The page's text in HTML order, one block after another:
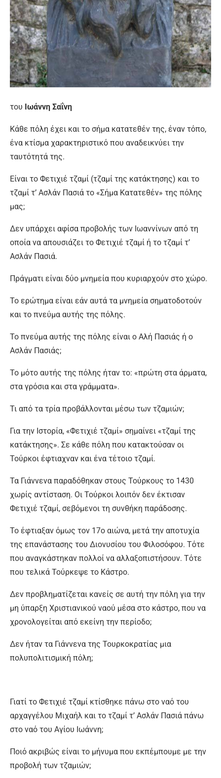
του Ιωάννη Σαΐνη
Κάθε πόλη έχει και το σήμα κατατεθέν της, έναν τόπο,
ένα κτίσμα χαρακτηριστικό που αναδεικνύει την
ταυτότητά της.
Είναι το Φετιχιέ τζαμί (τζαμί της κατάκτησης) και το
τζαμί τ’ Ασλάν Πασιά το «Σήμα Κατατεθέν» της πόλης
μας;
Δεν υπάρχει αφίσα προβολής των Ιωαννίνων από τη
οποία να απουσιάζει το Φετιχιέ τζαμί ή το τζαμί τ’
Ασλάν Πασιά.
Πράγματι είναι δύο μνημεία που κυριαρχούν στο χώρο.
Το ερώτημα είναι εάν αυτά τα μνημεία σηματοδοτούν
και το πνεύμα αυτής της πόλης.
Το πνεύμα αυτής της πόλης είναι ο Αλή Πασιάς ή ο
Ασλάν Πασιάς;
Το μότο αυτής της πόλης ήταν το: «πρώτη στα άρματα,
στα γρόσια και στα γράμματα».
Τι από τα τρία προβάλλονται μέσω των τζαμιών;
Για την Ιστορία, «Φετιχιέ τζαμί» σημαίνει «τζαμί της
κατάκτησης». Σε κάθε πόλη που κατακτούσαν οι
Τούρκοι έφτιαχναν και ένα τέτοιο τζαμί.
Τα Γιάννενα παραδόθηκαν στους Τούρκους το 1430
χωρίς αντίσταση. Οι Τούρκοι λοιπόν δεν έκτισαν
Φετιχιέ τζαμί, σεβόμενοι τη συνθήκη παράδοσης.
Το έφτιαξαν όμως τον 17ο αιώνα, μετά την αποτυχία
της επανάστασης του Διονυσίου του Φιλοσόφου. Τότε
που αναγκάστηκαν πολλοί να αλλαξοπιστήσουν. Τότε
που τελικά Τούρκεψε το Κάστρο.
Δεν προβληματίζεται κανείς σε αυτή την πόλη για την
μη ύπαρξη Χριστιανικού ναού μέσα στο κάστρο, που να
χρονολογείται από εκείνη την περίοδο;
Δεν ήταν τα Γιάννενα της Τουρκοκρατίας μια
πολυπολιτισμική πόλη;
Γιατί το Φετιχιέ τζαμί κτίσθηκε πάνω στο ναό του
αρχαγγέλου Μιχαήλ και το τζαμί τ’ Ασλάν Πασιά πάνω
στο ναό του Αγίου Ιωάννη;
Ποιό ακριβώς είναι το μήνυμα που εκπέμπουμε με την
προβολή των τζαμιών;